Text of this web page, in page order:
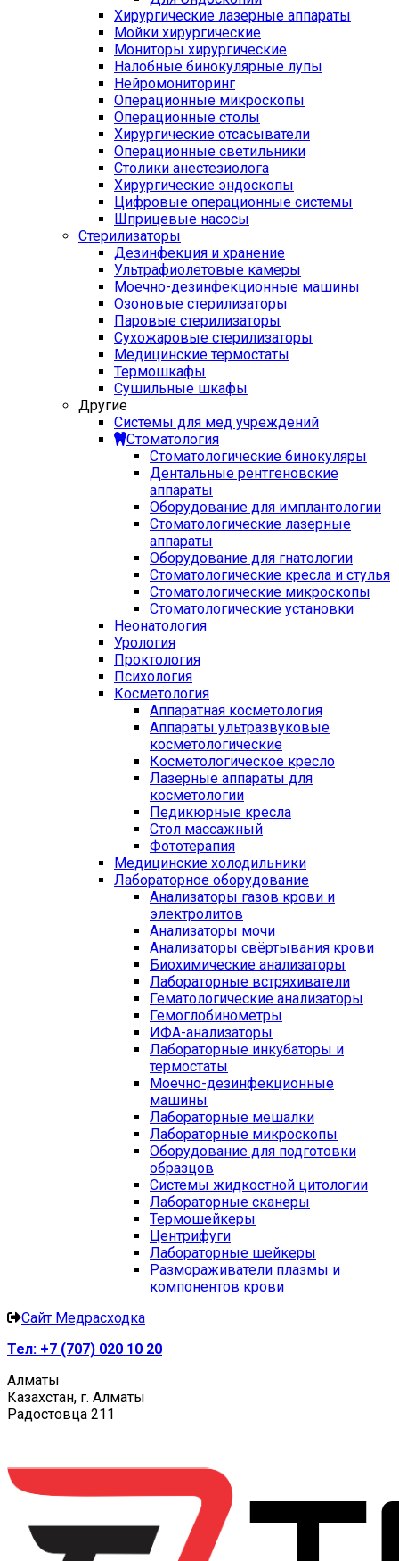
Хирургические лазерные аппараты
Мойки хирургические
Мониторы хирургические
Налобные бинокулярные лупы
Нейромониторинг
Операционные микроскопы
Операционные столы
Хирургические отсасыватели
Операционные светильники
Столики анестезиолога
Хирургические эндоскопы
Цифровые операционные системы
Шприцевые насосы
Стерилизаторы
Дезинфекция и хранение
Ультрафиолетовые камеры
Моечно-дезинфекционные машины
Озоновые стерилизаторы
Паровые стерилизаторы
Сухожаровые стерилизаторы
Медицинские термостаты
Термошкафы
Сушильные шкафы
Другие
Системы для мед учреждений
Стоматология
Стоматологические бинокуляры
Дентальные рентгеновские
аппараты
Оборудование для имплантологии
Стоматологические лазерные
аппараты
Оборудование для гнатологии
Стоматологические кресла и стулья
Стоматологические микроскопы
Стоматологические установки
Неонатология
Урология
Проктология
Психология
Косметология
Аппаратная косметология
Аппараты ультразвуковые
косметологические
Косметологическое кресло
Лазерные аппараты для
косметологии
Педикюрные кресла
Стол массажный
Фототерапия
Медицинские холодильники
Лабораторное оборудование
Анализаторы газов крови и
электролитов
Анализаторы мочи
Анализаторы свёртывания крови
Биохимические анализаторы
Лабораторные встряхиватели
Гематологические анализаторы
Гемоглобинометры
ИФА-анализаторы
Лабораторные инкубаторы и
термостаты
Моечно-дезинфекционные
машины
Лабораторные мешалки
Лабораторные микроскопы
Оборудование для подготовки
образцов
Системы жидкостной цитологии
Лабораторные сканеры
Термошейкеры
Центрифуги
Лабораторные шейкеры
Размораживатели плазмы и
компонентов крови
Сайт Медрасходка
Тел: +7 (707) 020 10 20
Алматы
Казахстан, г. Алматы
Радостовца 211